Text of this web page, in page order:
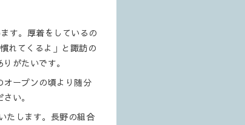
す。厚着をしているの
れてくるよ」と諏訪の
がたいです。
ープンの頃より随分
い。
たします。長野の組合